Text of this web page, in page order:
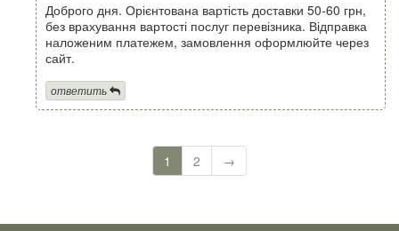
Доброго дня. Орієнтована вартість доставки 50-60 грн,
без врахування вартості послуг перевізника. Відправка
наложеним платежем, замовлення оформлюйте через
сайт.
ответить
1 2 →